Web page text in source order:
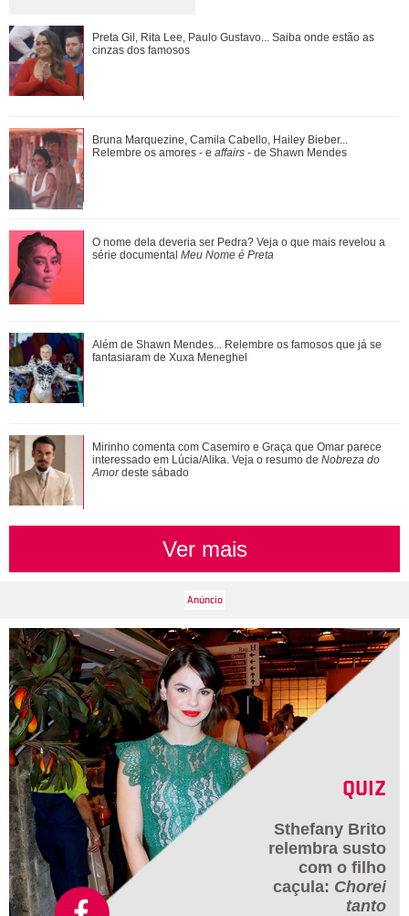
Luma Cesar, filha de Elaine Mickely e César Filho, anuncia
nascimento do primeiro filho: Ind...
Luiza Brunet, Ana Hickmann, Rihanna... Veja as famosas
que já denunciaram violência domést...
Meghan Markle revela detalhes sobre primeiro dia de aula
da Princesa Lilibet
Preta Gil, Rita Lee, Paulo Gustavo... Saiba onde estão as
cinzas dos famosos
Bruna Marquezine, Camila Cabello, Hailey Bieber...
Relembre os amores - e affairs - de Shawn Mendes
O nome dela deveria ser Pedra? Veja o que mais revelou a
série documental Meu Nome é Preta
Além de Shawn Mendes... Relembre os famosos que já se
fantasiaram de Xuxa Meneghel
Mirinho comenta com Casemiro e Graça que Omar parece
interessado em Lúcia/Alika. Veja o resumo de Nobreza do
Amordeste sábado
Ver mais
QUIZ
Sthefany Brito
relembra susto
com o filho
caçula: Chorei
tanto